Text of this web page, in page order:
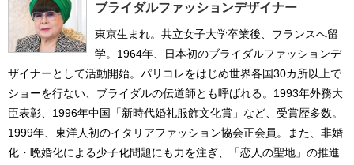
ブライダルファッションデザイナー
東京生まれ。共立女子大学卒業後、フランスへ留
学。1964年、日本初のブライダルファッションデ
ザイナーとして活動開始。パリコレをはじめ世界各国30カ所以上で
ショーを行ない、ブライダルの伝道師とも呼ばれる。1993年外務大
臣表彰、1996年中国「新時代婚礼服飾文化賞」など、受賞歴多数。
1999年、東洋人初のイタリアファッション協会正会員。また、非婚
化・晩婚化による少子化問題にも力を注ぎ、「恋人の聖地」の推進